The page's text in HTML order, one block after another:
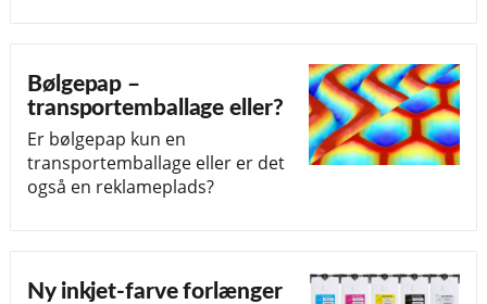
Bølgepap –
transportemballage eller?
Er bølgepap kun en
transportemballage eller er det
også en reklameplads?
Ny inkjet-farve forlænger